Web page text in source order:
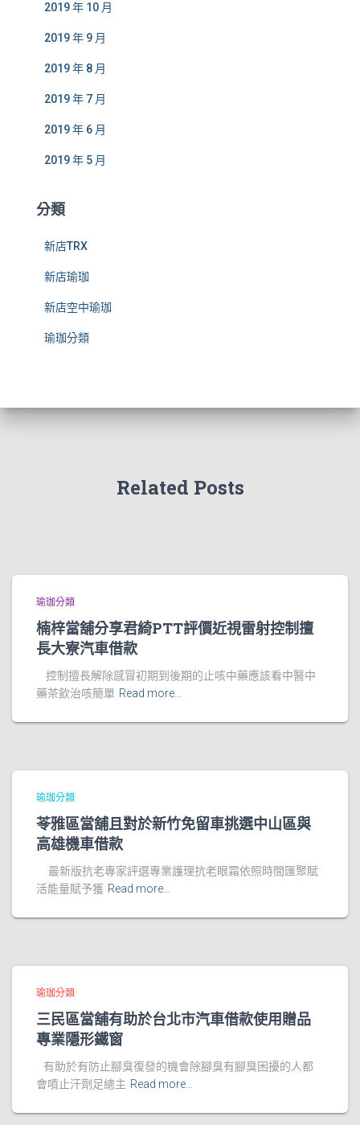
2019 年 10 月
2019 年 9 月
2019 年 8 月
2019 年 7 月
2019 年 6 月
2019 年 5 月
分類
新店TRX
新店瑜珈
新店空中瑜珈
瑜珈分類
Related Posts
瑜珈分類
楠梓當舖分享君綺PTT評價近視雷射控制擅
長大寮汽車借款
控制擅長解除感冒初期到後期的止咳中藥應該看中醫中
藥茶飲治咳簡單 Read more…
瑜珈分類
苓雅區當舖且對於新竹免留車挑選中山區與
高雄機車借款
最新版抗老專家評選專業護理抗老眼霜依照時間匯聚賦
活能量賦予獲 Read more…
瑜珈分類
三民區當舖有助於台北市汽車借款使用贈品
專業隱形鐵窗
有助於有防止腳臭復發的機會除腳臭有腳臭困擾的人都
會噴止汗劑足總主 Read more…